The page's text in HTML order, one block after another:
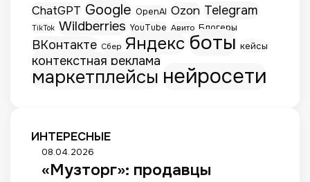
ChatGPT Google OpenAI Ozon Telegram
TikTok Wildberries YouTube Авито Блогеры
ВКонтакте Сбер Яндекс боты кейсы
контекстная реклама
маркетплейсы нейросети
ИНТЕРЕСНЫЕ
«
М
08.04.2026
«Музторг»: продавцы